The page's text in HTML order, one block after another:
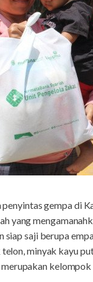
gempa di
yang
saji berupa
minyak kayu
kelompok